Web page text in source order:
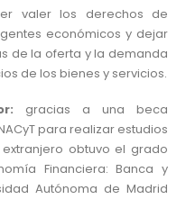
valer los derechos de
económicos y dejar
de la oferta y la demanda
de los bienes y servicios.
gracias a una beca
para realizar estudios
obtuvo el grado
Financiera: Banca y
Autónoma de Madrid